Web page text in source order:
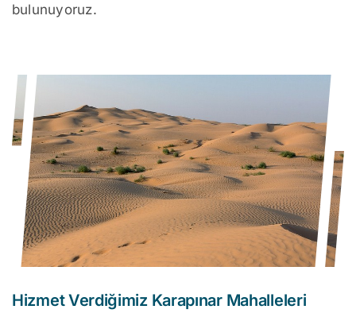
bulunuyoruz.
Hizmet Verdiğimiz Karapınar Mahalleleri